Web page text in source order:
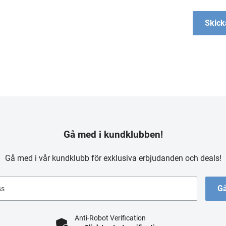
Gå med i kundklubben!
Gå med i vår kundklubb för exklusiva erbjudanden och deals!
Anti-Robot Verification